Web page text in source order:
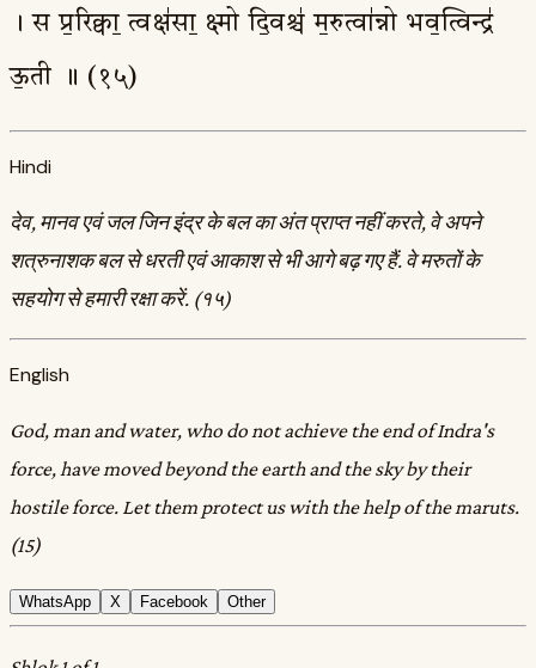
। स प्र॒रिक्वा॒ त्वक्ष॑सा॒ क्ष्मो दि॒वश्च॑ म॒रुत्वा॑न्नो भव॒त्विन्द्र॑
ऊ॒ती ॥ (१५)
Hindi
देव, मानव एवं जल जिन इंद्र के बल का अंत प्राप्त नहीं करते, वे अपने
शत्रुनाशक बल से धरती एवं आकाश से भी आगे बढ़ गए हैं. वे मरुतों के
सहयोग से हमारी रक्षा करें. (१५)
English
God, man and water, who do not achieve the end of Indra's
force, have moved beyond the earth and the sky by their
hostile force. Let them protect us with the help of the maruts.
(15)
WhatsApp X Facebook Other